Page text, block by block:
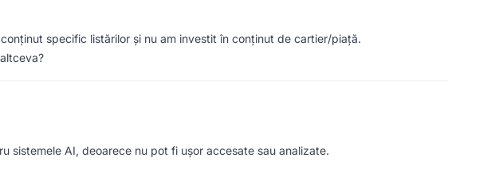
specific listărilor și nu am investit în conținut de cartier/piață.
sistemele AI, deoarece nu pot fi ușor accesate sau analizate.